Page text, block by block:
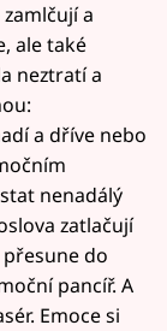
a
ale také
neztratí a
a dříve nebo
nenadálý
zatlačují
do
pancíř. A
Emoce si